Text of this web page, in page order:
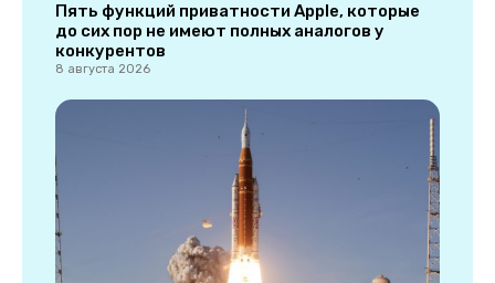
Пять функций приватности Apple, которые
до сих пор не имеют полных аналогов у
конкурентов
8 августа 2026